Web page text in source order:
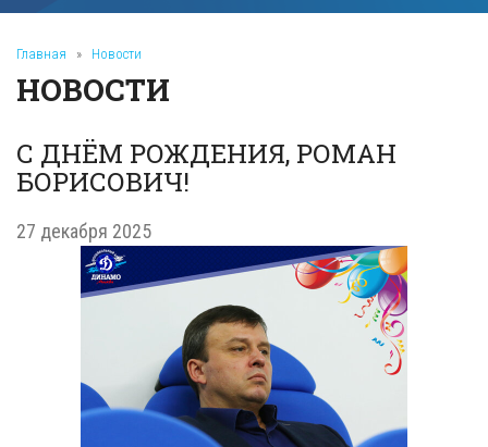
Главная » Новости
НОВОСТИ
С ДНЁМ РОЖДЕНИЯ, РОМАН
БОРИСОВИЧ!
27 декабря 2025